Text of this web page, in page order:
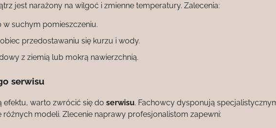
jest narażony na wilgoć i zmienne temperatury. Zalecenia:
suchym pomieszczeniu.
przedostawaniu się kurzu i wody.
z ziemią lub mokrą nawierzchnią.
serwisu
efektu, warto zwrócić się do serwisu. Fachowcy dysponują
modeli. Zlecenie naprawy profesjonalistom zapewni: